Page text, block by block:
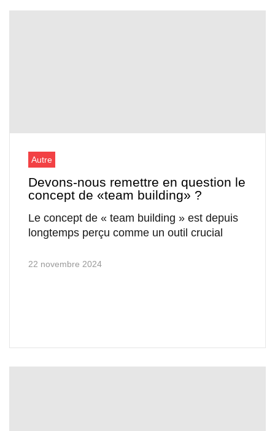
Autre
Devons-nous remettre en question le
concept de «team building» ?
Le concept de « team building » est depuis
longtemps perçu comme un outil crucial
22 novembre 2024